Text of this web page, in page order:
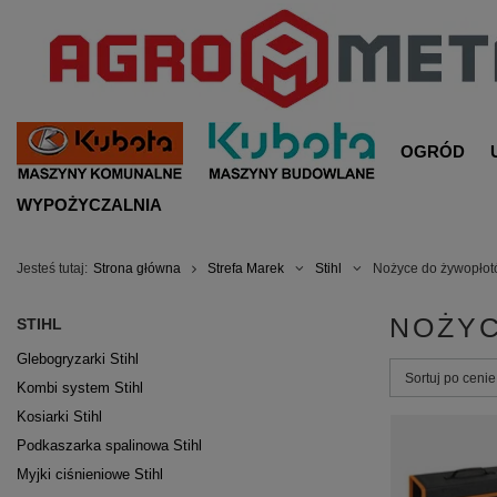
OGRÓD
WYPOŻYCZALNIA
Jesteś tutaj: Strona główna Strefa Marek Stihl Nożyce do
STIHL
Glebogryzarki Stihl
Kombi system Stihl
Kosiarki Stihl
Podkaszarka spalinowa Stihl
Myjki ciśnieniowe Stihl
Zmień
Sortuj po